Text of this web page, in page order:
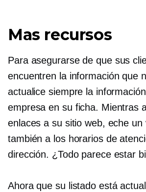
Mas recursos
Para asegurarse de que sus
encuentren la información que
actualice siempre la
empresa en su ficha. Mientras
enlaces a su sitio web, eche un
también a los horarios de
dirección. ¿Todo parece estar
Ahora que su listado está